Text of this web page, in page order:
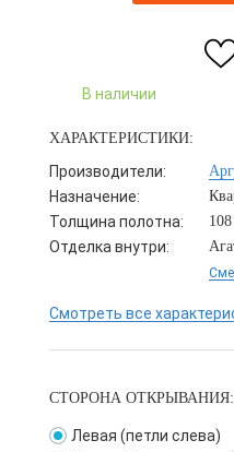
В наличии
ХАРАКТЕРИСТИКИ:
Производители:
Назначение:
Толщина полотна:
Отделка внутри:
Смотреть все
СТОРОНА ОТКРЫВАНИЯ:
Левая (петли слева)